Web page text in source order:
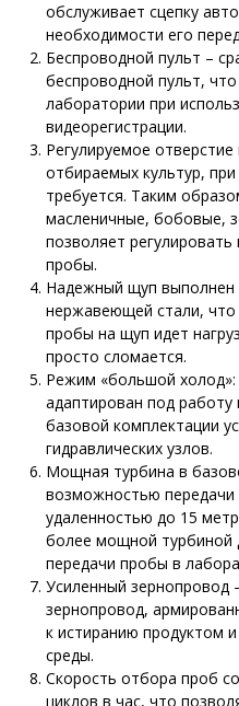
обслуживает сцепку
необходимости его
Беспроводной пульт –
беспроводной пульт,
лаборатории при
видеорегистрации.
Регулируемое
отбираемых культур,
требуется. Таким
масленичные, бобовые,
позволяет
пробы.
Надежный щуп выполнен
нержавеющей стали,
пробы на щуп идет
просто сломается.
Режим «большой
адаптирован под работу
базовой комплектации
гидравлических узлов.
Мощная турбина в
возможностью
удаленностью до 15
более мощной турбиной
передачи пробы в
Усиленный зернопровод
зернопровод,
к истиранию продуктом
среды.
Скорость отбора проб
циклов в час, что